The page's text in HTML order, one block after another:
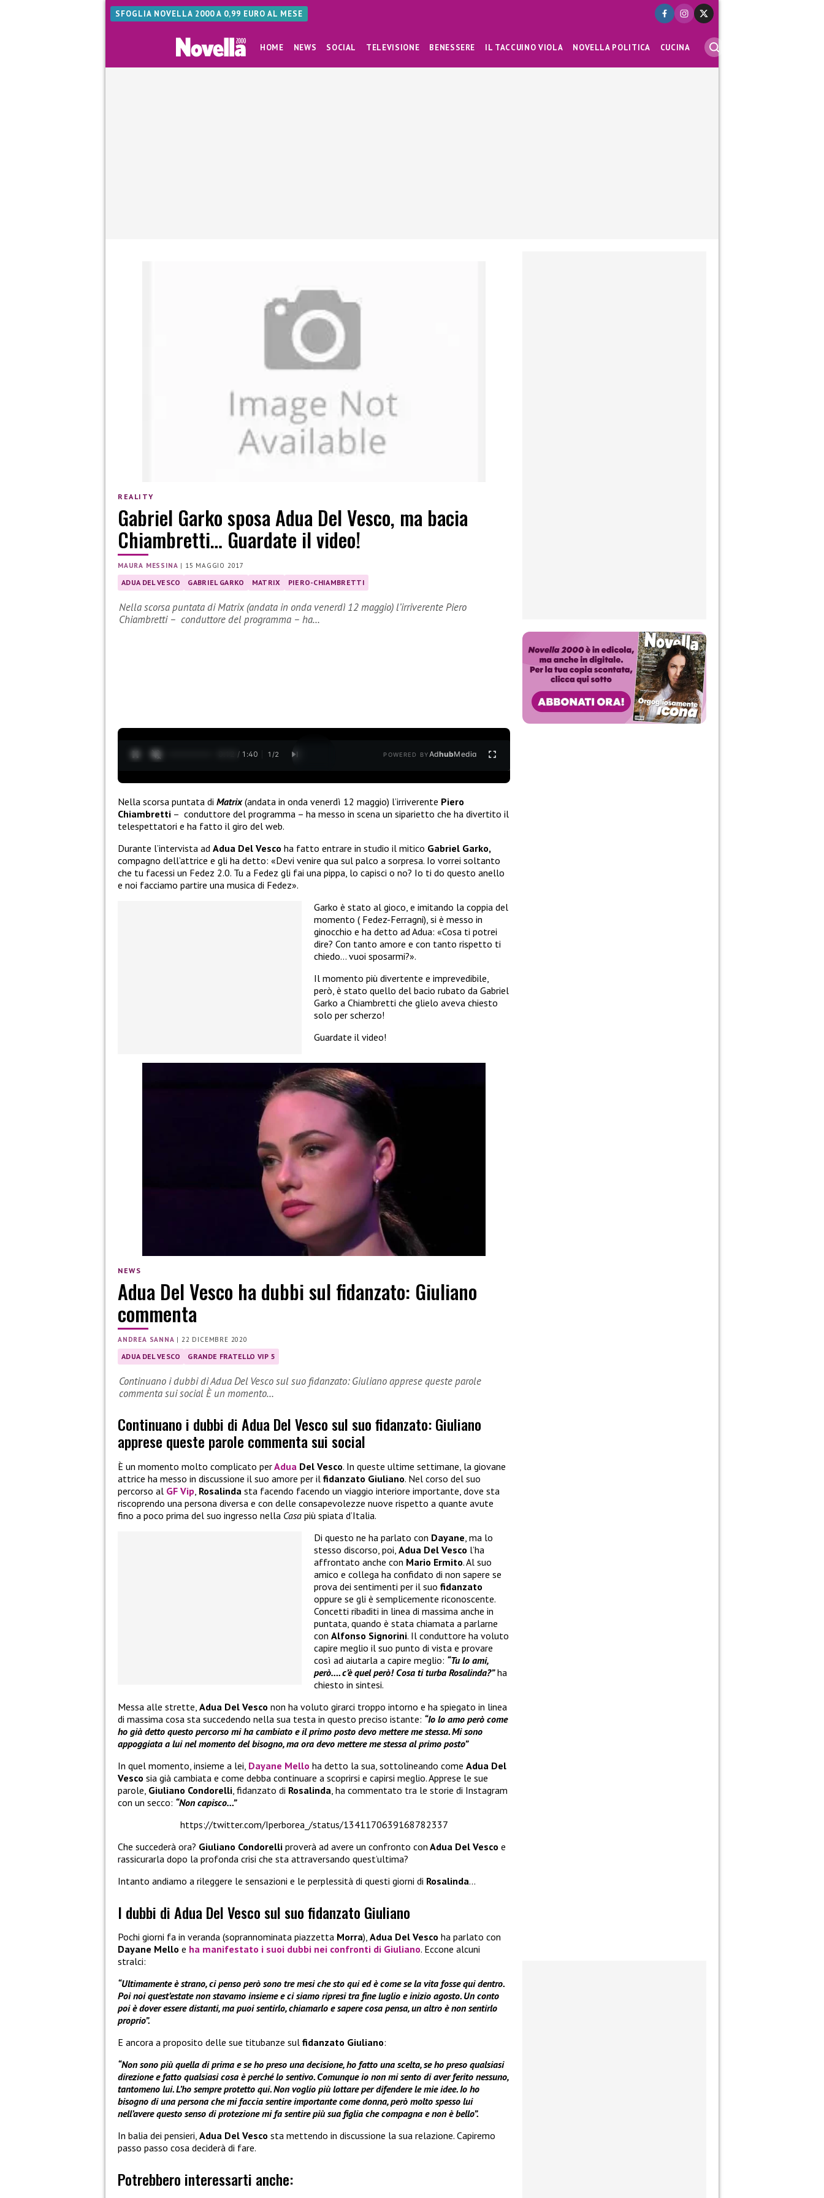
SFOGLIA NOVELLA 2000 A 0,99 EURO AL MESE
HOME NEWS SOCIAL TELEVISIONE BENESSERE IL TACCUINO VIOLA NOVELLA POLITICA CUCINA
REALITY
Gabriel Garko sposa Adua Del Vesco, ma bacia
Chiambretti… Guardate il video!
MAURA MESSINA | 15 MAGGIO 2017
ADUA DEL VESCO GABRIEL GARKO MATRIX PIERO-CHIAMBRETTI
Nella scorsa puntata di Matrix (andata in onda venerdì 12 maggio) l’irriverente Piero
Chiambretti – conduttore del programma – ha…
0:13 / 1:40 1 /2 POWERED BYAdhubMedia
Nella scorsa puntata di Matrix(andata in onda venerdì 12 maggio) l’irriverente Piero
Chiambretti – conduttore del programma – ha messo in scena un siparietto che ha divertito il
telespettatori e ha fatto il giro del web.
Durante l’intervista ad Adua Del Vesco ha fatto entrare in studio il mitico Gabriel Garko,
compagno dell’attrice e gli ha detto: «Devi venire qua sul palco a sorpresa. Io vorrei soltanto
che tu facessi un Fedez 2.0. Tu a Fedez gli fai una pippa, lo capisci o no? Io ti do questo anello
e noi facciamo partire una musica di Fedez».
Garko è stato al gioco, e imitando la coppia del
momento ( Fedez-Ferragni), si è messo in
ginocchio e ha detto ad Adua: «Cosa ti potrei
dire? Con tanto amore e con tanto rispetto ti
chiedo… vuoi sposarmi?».
Il momento più divertente e imprevedibile,
però, è stato quello del bacio rubato da Gabriel
Garko a Chiambretti che glielo aveva chiesto
solo per scherzo!
Guardate il video!
NEWS
Adua Del Vesco ha dubbi sul fidanzato: Giuliano
commenta
ANDREA SANNA |22 DICEMBRE 2020
ADUA DEL VESCO GRANDE FRATELLO VIP 5
Continuano i dubbi di Adua Del Vesco sul suo fidanzato: Giuliano apprese queste parole
commenta sui social È un momento…
Continuano i dubbi di Adua Del Vesco sul suo fidanzato: Giuliano
apprese queste parole commenta sui social
È un momento molto complicato perAdua Del Vesco. In queste ultime settimane, la giovane
attrice ha messo in discussione il suo amore per il fidanzato Giuliano. Nel corso del suo
percorso al GF Vip, Rosalinda sta facendo facendo un viaggio interiore importante, dove sta
riscoprendo una persona diversa e con delle consapevolezze nuove rispetto a quante avute
fino a poco prima del suo ingresso nella Casa più spiata d’Italia.
Di questo ne ha parlato con Dayane, ma lo
stesso discorso, poi, Adua Del Vesco l’ha
affrontato anche con Mario Ermito. Al suo
amico e collega ha confidato di non sapere se
prova dei sentimenti per il suo fidanzato
oppure se gli è semplicemente riconoscente.
Concetti ribaditi in linea di massima anche in
puntata, quando è stata chiamata a parlarne
con Alfonso Signorini. Il conduttore ha voluto
capire meglio il suo punto di vista e provare
così ad aiutarla a capire meglio: “Tu lo ami,
però…. c’è quel però! Cosa ti turba Rosalinda?”ha
chiesto in sintesi.
Messa alle strette, Adua Del Vesco non ha voluto girarci troppo intorno e ha spiegato in linea
di massima cosa sta succedendo nella sua testa in questo preciso istante: “Io lo amo però come
ho già detto questo percorso mi ha cambiato e il primo posto devo mettere me stessa. Mi sono
appoggiata a lui nel momento del bisogno, ma ora devo mettere me stessa al primo posto”
In quel momento, insieme a lei, Dayane Mello ha detto la sua, sottolineando come Adua Del
Vesco sia già cambiata e come debba continuare a scoprirsi e capirsi meglio. Apprese le sue
parole, Giuliano Condorelli, fidanzato di Rosalinda, ha commentato tra le storie di Instagram
con un secco: “Non capisco…”
https://twitter.com/Iperborea_/status/1341170639168782337
Che succederà ora? Giuliano Condorelli proverà ad avere un confronto con Adua Del Vesco e
rassicurarla dopo la profonda crisi che sta attraversando quest’ultima?
Intanto andiamo a rileggere le sensazioni e le perplessità di questi giorni di Rosalinda…
I dubbi di Adua Del Vesco sul suo fidanzato Giuliano
Pochi giorni fa in veranda (soprannominata piazzetta Morra), Adua Del Vesco ha parlato con
Dayane Mello e ha manifestato i suoi dubbi nei confronti di Giuliano. Eccone alcuni
stralci:
“Ultimamente è strano, ci penso però sono tre mesi che sto qui ed è come se la vita fosse qui dentro.
Poi noi quest’estate non stavamo insieme e ci siamo ripresi tra fine luglio e inizio agosto. Un conto
poi è dover essere distanti, ma puoi sentirlo, chiamarlo e sapere cosa pensa, un altro è non sentirlo
proprio”.
E ancora a proposito delle sue titubanze sul fidanzato Giuliano:
“Non sono più quella di prima e se ho preso una decisione, ho fatto una scelta, se ho preso qualsiasi
direzione e fatto qualsiasi cosa è perché lo sentivo. Comunque io non mi sento di aver ferito nessuno,
tantomeno lui. L’ho sempre protetto qui. Non voglio più lottare per difendere le mie idee. Io ho
bisogno di una persona che mi faccia sentire importante come donna, però molto spesso lui
nell’avere questo senso di protezione mi fa sentire più sua figlia che compagna e non è bello”.
In balia dei pensieri, Adua Del Vesco sta mettendo in discussione la sua relazione. Capiremo
passo passo cosa deciderà di fare.
Potrebbero interessarti anche: